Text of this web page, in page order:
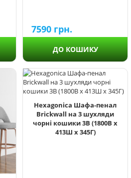
7590 грн.
ДО КОШИКУ
Hexagonica Шафа-пенал
Brickwall на 3 шухляди
чорні кошики 3В (1800В х
413Ш х 345Г)